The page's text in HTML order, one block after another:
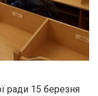
ради 15 березня